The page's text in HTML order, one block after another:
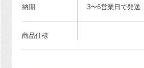
納期 3〜6営業日で発送
商品仕様